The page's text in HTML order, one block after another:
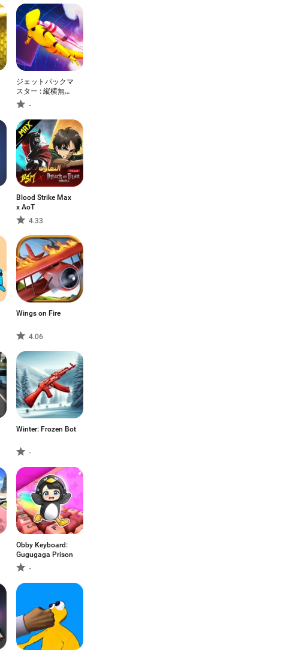
ジェットパックマ
スター : 縦横無尽
に飛べ！
-
Blood Strike Max
x AoT
4.33
Wings on Fire
4.06
Winter: Frozen Bot
-
Obby Keyboard:
Gugugaga Prison
-